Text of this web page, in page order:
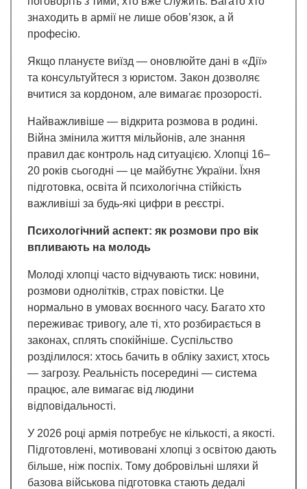
знаходить в армії не лише обов’язок, а й
професію.
Якщо плануєте виїзд — оновлюйте дані в «Дії»
та консультуйтеся з юристом. Закон дозволяє
вчитися за кордоном, але вимагає прозорості.
Найважливіше — відкрита розмова в родині.
Війна змінила життя мільйонів, але знання
правил дає контроль над ситуацією. Хлопці 16–
20 років сьогодні — це майбутнє України. Їхня
підготовка, освіта й психологічна стійкість
важливіші за будь-які цифри в реєстрі.
Психологічний аспект: як розмови про вік
впливають на молодь
Молоді хлопці часто відчувають тиск: новини,
розмови однолітків, страх повістки. Це
нормально в умовах воєнного часу. Багато хто
переживає тривогу, але ті, хто розбирається в
законах, сплять спокійніше. Суспільство
розділилося: хтось бачить в обліку захист, хтось
— загрозу. Реальність посередині — система
працює, але вимагає від людини
відповідальності.
У 2026 році армія потребує не кількості, а якості.
Підготовлені, мотивовані хлопці з освітою дають
більше, ніж поспіх. Тому добровільні шляхи й
базова військова підготовка стають дедалі